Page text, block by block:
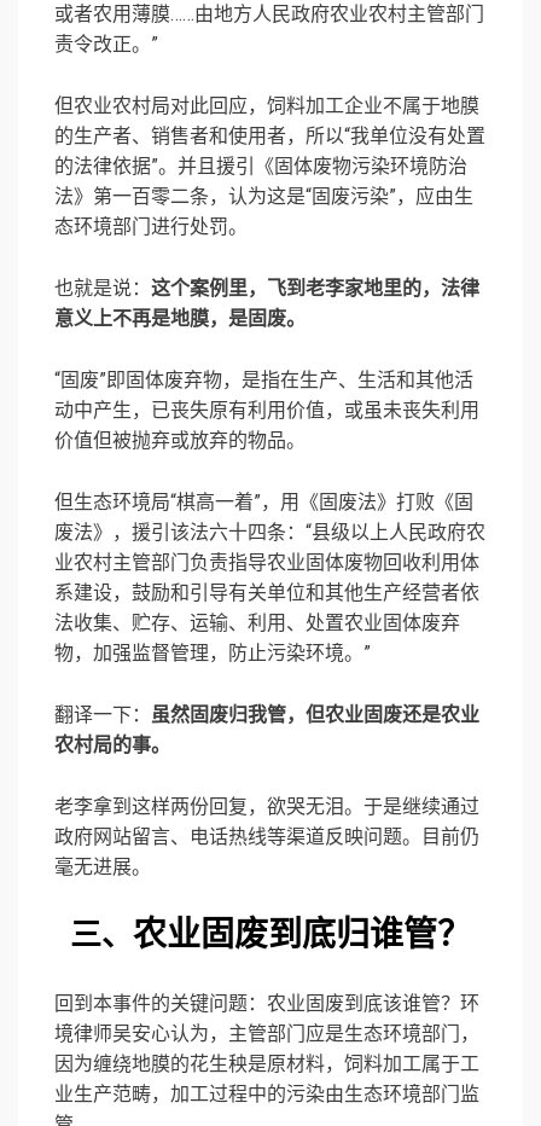
或者农用薄膜……由地方人民政府农业农村主管部门
责令改正。”
但农业农村局对此回应，饲料加工企业不属于地膜
的生产者、销售者和使用者，所以“我单位没有处置
的法律依据”。并且援引《固体废物污染环境防治
法》第一百零二条，认为这是“固废污染”，应由生
态环境部门进行处罚。
也就是说： 这个案例里，飞到老李家地里的，法律
意义上不再是地膜，是固废。
“固废”即固体废弃物，是指在生产、生活和其他活
动中产生，已丧失原有利用价值，或虽未丧失利用
价值但被抛弃或放弃的物品。
但生态环境局“棋高一着”，用《固废法》打败《固
废法》，援引该法六十四条：“县级以上人民政府农
业农村主管部门负责指导农业固体废物回收利用体
系建设，鼓励和引导有关单位和其他生产经营者依
法收集、贮存、运输、利用、处置农业固体废弃
物，加强监督管理，防止污染环境。”
翻译一下：
虽然固废归我管，但农业固废还是农业
农村局的事。
老李拿到这样两份回复，欲哭无泪。于是继续通过
政府网站留言、电话热线等渠道反映问题。目前仍
毫无进展。
三、 农业固废到底归谁管？
回到本事件的关键问题：农业固废到底该谁管？环
境律师吴安心认为，主管部门应是生态环境部门，
因为缠绕地膜的花生秧是原材料，饲料加工属于工
业生产范畴，加工过程中的污染由生态环境部门监